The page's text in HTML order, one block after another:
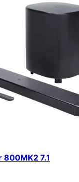
800MK2 7.1